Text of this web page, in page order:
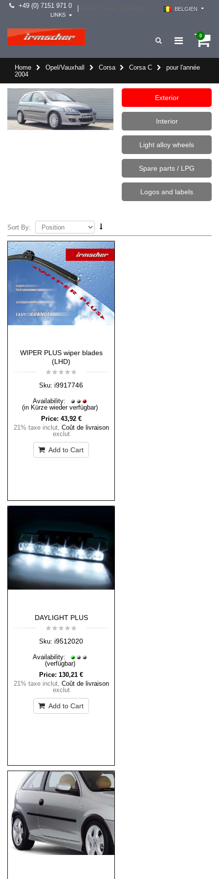
+49 (0) 7151 971 0
BELGIEN
LINKS
0
Home Opel/Vauxhall Corsa Corsa C
pour l'année
2004
Exterior
Interior
Light alloy wheels
Spare parts / LPG
Logos and labels
Sort By:
WIPER PLUS wiper blades
(LHD)
Sku: i9917746
Availability:
(in Kürze wieder verfügbar)
Price: 43,92 €
21% taxe inclut, Coût de livraison
exclut
Add to Cart
DAYLIGHT PLUS
Sku: i9512020
Availability:
(verfügbar)
Price: 130,21 €
21% taxe inclut, Coût de livraison
exclut
Add to Cart